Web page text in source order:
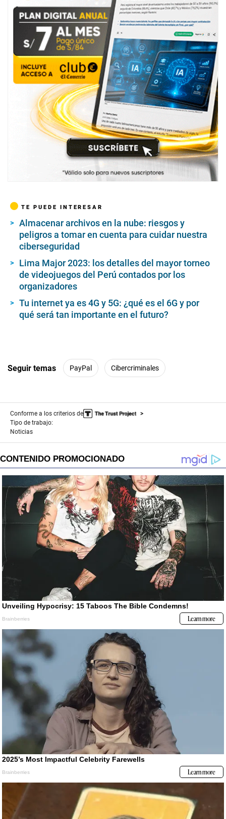
TE PUEDE INTERESAR
Almacenar archivos en la nube: riesgos y
peligros a tomar en cuenta para cuidar nuestra
ciberseguridad
Lima Major 2023: los detalles del mayor torneo
de videojuegos del Perú contados por los
organizadores
Tu internet ya es 4G y 5G: ¿qué es el 6G y por
qué será tan importante en el futuro?
Seguir temas PayPal Cibercriminales
Conforme a los criterios de
Tipo de trabajo:
Noticias